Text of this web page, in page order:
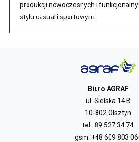
produkcji nowoczesnych i
stylu casual i sportowym.
Biuro AGRAF
ul. Sielska 14 B
10-802 Olsztyn
tel.: 89 527 34 74
gsm: +48 609 803